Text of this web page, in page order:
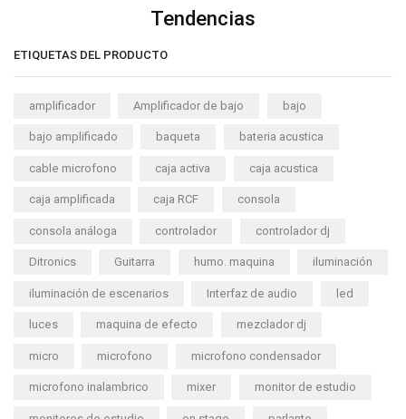
Tendencias
ETIQUETAS DEL PRODUCTO
amplificador Amplificador de bajo bajo
bajo amplificado baqueta bateria acustica
cable microfono caja activa caja acustica
caja amplificada caja RCF consola
consola análoga controlador controlador dj
Ditronics Guitarra humo. maquina iluminación
iluminación de escenarios Interfaz de audio led
luces maquina de efecto mezclador dj
micro microfono microfono condensador
microfono inalambrico mixer monitor de estudio